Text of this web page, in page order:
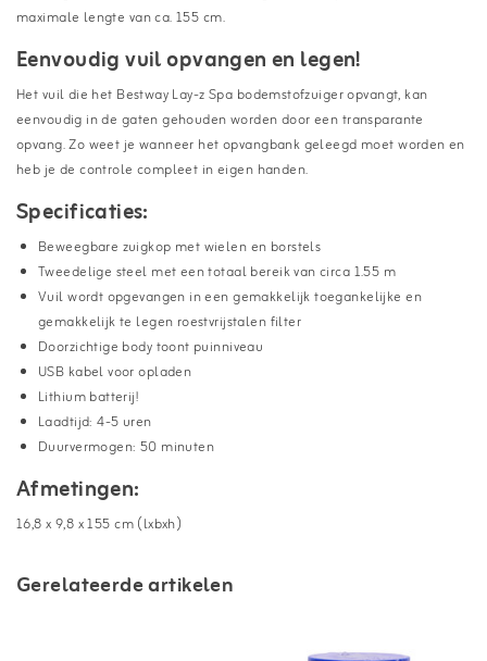
maximale lengte van ca. 155 cm.
Eenvoudig vuil opvangen en legen!
Het vuil die het Bestway Lay-z Spa bodemstofzuiger opvangt, kan
eenvoudig in de gaten gehouden worden door een transparante
opvang. Zo weet je wanneer het opvangbank geleegd moet worden en
heb je de controle compleet in eigen handen.
Specificaties:
Beweegbare zuigkop met wielen en borstels
Tweedelige steel met een totaal bereik van circa 1.55 m
Vuil wordt opgevangen in een gemakkelijk toegankelijke en
gemakkelijk te legen roestvrijstalen filter
Doorzichtige body toont puinniveau
USB kabel voor opladen
Lithium batterij!
Laadtijd: 4-5 uren
Duurvermogen: 50 minuten
Afmetingen:
16,8 x 9,8 x 155 cm (lxbxh)
Gerelateerde artikelen